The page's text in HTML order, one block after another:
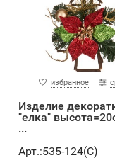
избранное
Изделие
"елка"
...
Арт.:535-124(C)